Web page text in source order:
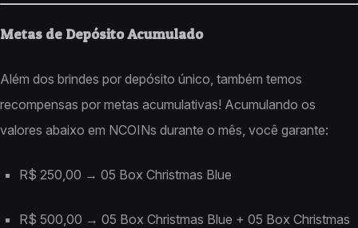
Metas de Depósito Acumulado
Além dos brindes por depósito único, também temos
recompensas por metas acumulativas! Acumulando os
valores abaixo em NCOINs durante o mês, você garante:
R$ 250,00 → 05 Box Christmas Blue
R$ 500,00 → 05 Box Christmas Blue + 05 Box Christmas